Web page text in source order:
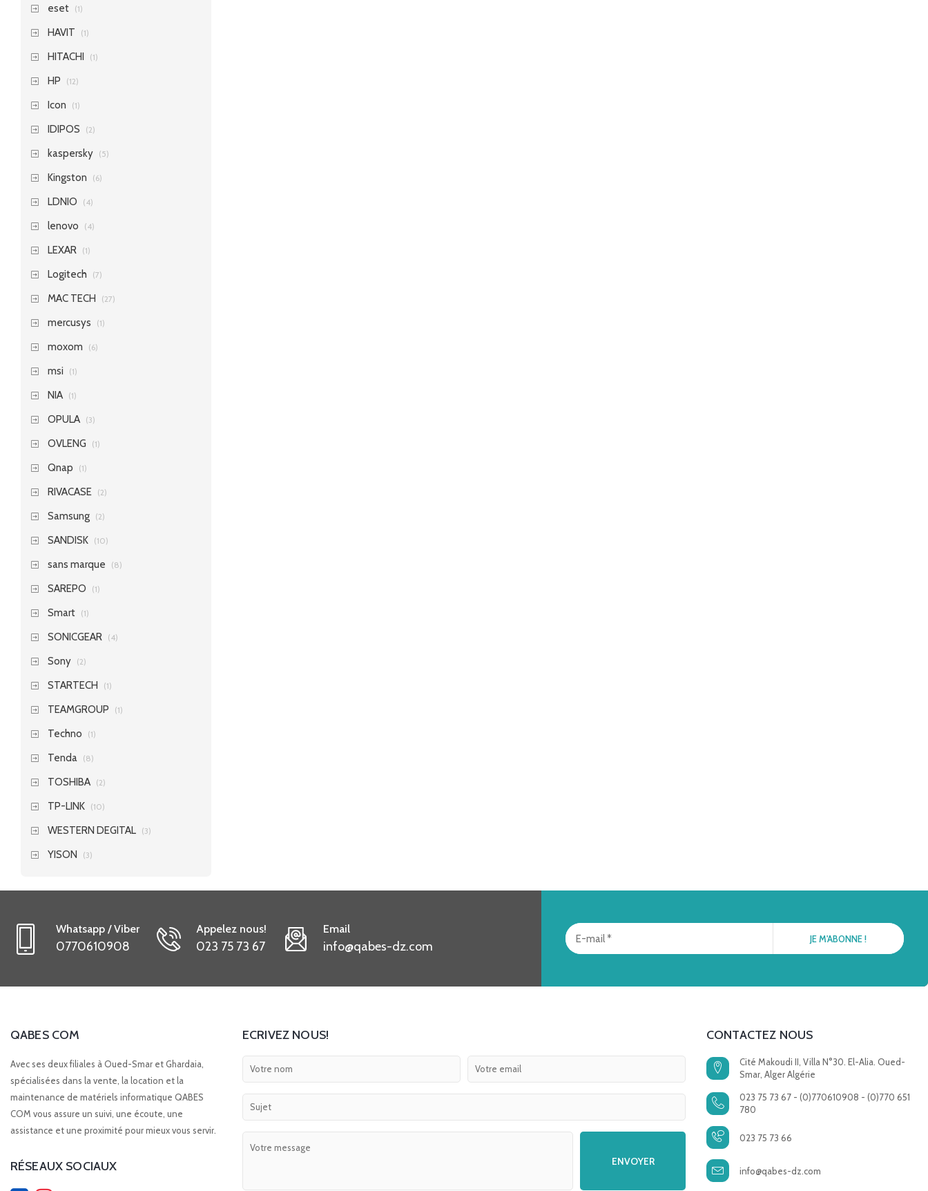
eset (1)
HAVIT (1)
HITACHI (1)
HP (12)
Icon (1)
IDIPOS (2)
kaspersky (5)
Kingston (6)
LDNIO (4)
lenovo (4)
LEXAR (1)
Logitech (7)
MAC TECH (27)
mercusys (1)
moxom (6)
msi (1)
NIA (1)
OPULA (3)
OVLENG (1)
Qnap (1)
RIVACASE (2)
Samsung (2)
SANDISK (10)
sans marque (8)
SAREPO (1)
Smart (1)
SONICGEAR (4)
Sony (2)
STARTECH (1)
TEAMGROUP (1)
Techno (1)
Tenda (8)
TOSHIBA (2)
TP-LINK (10)
WESTERN DEGITAL (3)
YISON (3)
Whatsapp / Viber
0770610908
Appelez nous!
023 75 73 67
Email
info@qabes-dz.com
QABES COM
Avec ses deux filiales à Oued-Smar et Ghardaia,
spécialisées dans la vente, la location et la
maintenance de matériels informatique QABES
COM vous assure un suivi, une écoute, une
assistance et une proximité pour mieux vous servir.
RÉSEAUX SOCIAUX
ECRIVEZ NOUS! CONTACTEZ NOUS
Cité Makoudi II, Villa N°30. El-Alia. Oued-
Smar, Alger Algérie
023 75 73 67 - (0)770610908 - (0)770 651
780
023 75 73 66
info@qabes-dz.com